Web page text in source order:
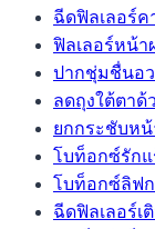
ฉีดฟิลเลอร์
ฟิลเลอร์หน้า
ปากชุ่มชื่นอว
ลดถุงใต้ตาด้
ยกกระชับหน้
โบท็อกซ์รัก
โบท็อกซ์ลิฟ
ฉีดฟิลเลอร์เ